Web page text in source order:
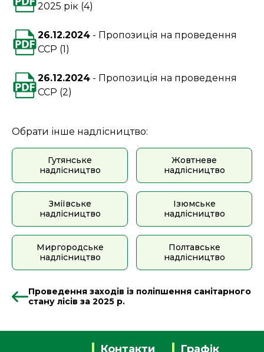
2025 рік (4)
26.12.2024
Пропозиція на проведення
ССР (1)
26.12.2024
Пропозиція на проведення
ССР (2)
Обрати інше надлісництво:
Гутянське
надлісництво
Жовтневе
надлісництво
Зміївське
надлісництво
Ізюмське
надлісництво
Миргородське
надлісництво
Полтавське
надлісництво
Проведення заходів із поліпшення санітарного
стану лісів за 2025 р.
Контакти Графік